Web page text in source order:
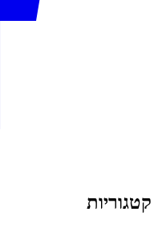
קטגוריות